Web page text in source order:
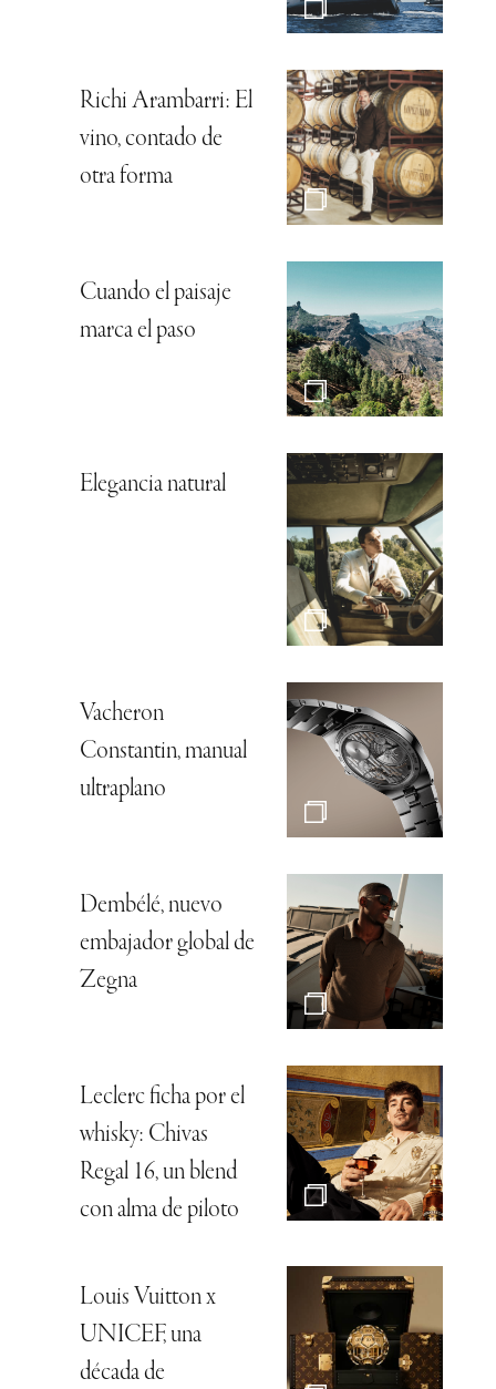
Richi Arambarri: El
vino, contado de
otra forma
Cuando el paisaje
marca el paso
Elegancia natural
Vacheron
Constantin, manual
ultraplano
Dembélé, nuevo
embajador global de
Zegna
Leclerc ficha por el
whisky: Chivas
Regal 16, un blend
con alma de piloto
Louis Vuitton x
UNICEF, una
década de